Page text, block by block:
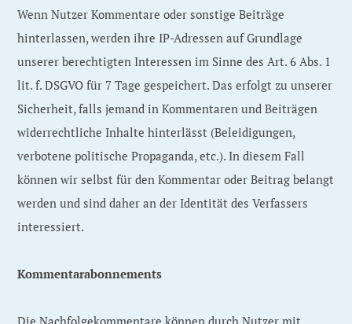
Wenn Nutzer Kommentare oder sonstige Beiträge
hinterlassen, werden ihre IP-Adressen auf Grundlage
unserer berechtigten Interessen im Sinne des Art. 6 Abs. 1
lit. f. DSGVO für 7 Tage gespeichert. Das erfolgt zu unserer
Sicherheit, falls jemand in Kommentaren und Beiträgen
widerrechtliche Inhalte hinterlässt (Beleidigungen,
verbotene politische Propaganda, etc.). In diesem Fall
können wir selbst für den Kommentar oder Beitrag belangt
werden und sind daher an der Identität des Verfassers
interessiert.
Kommentarabonnements
Die Nachfolgekommentare können durch Nutzer mit